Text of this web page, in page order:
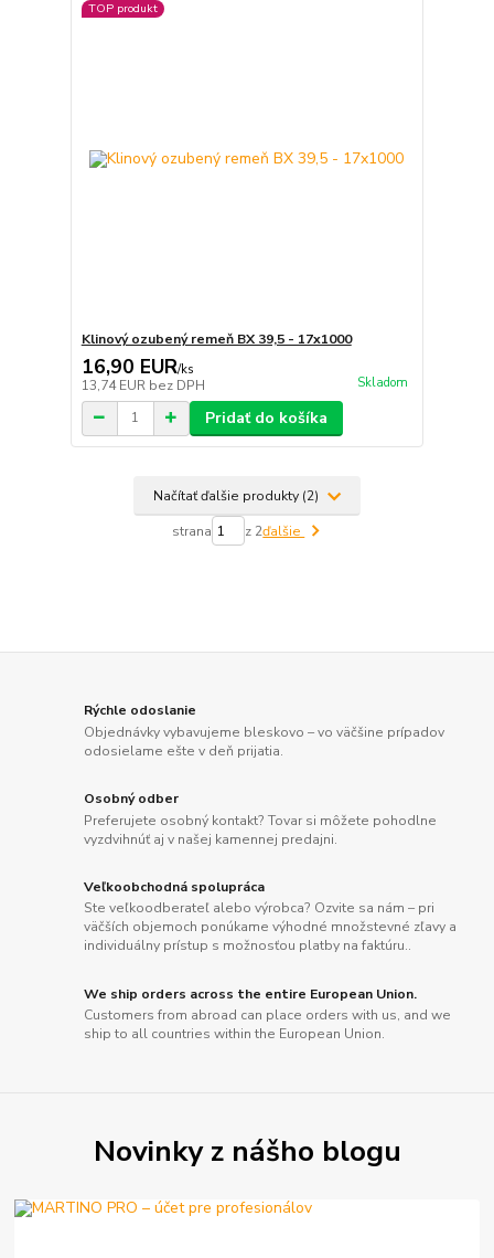
TOP produkt
Klinový ozubený remeň BX 39,5 - 17x1000
16,90 EUR/ks
13,74 EUR bez DPH Skladom
Pridať do košíka
Načítať ďalšie produkty (2)
strana z 2ďalšie
Rýchle odoslanie
Objednávky vybavujeme bleskovo – vo väčšine prípadov
odosielame ešte v deň prijatia.
Osobný odber
Preferujete osobný kontakt? Tovar si môžete pohodlne
vyzdvihnúť aj v našej kamennej predajni.
Veľkoobchodná spolupráca
Ste veľkoodberateľ alebo výrobca? Ozvite sa nám – pri
väčších objemoch ponúkame výhodné množstevné zľavy a
individuálny prístup s možnosťou platby na faktúru..
We ship orders across the entire European Union.
Customers from abroad can place orders with us, and we
ship to all countries within the European Union.
Novinky z nášho blogu